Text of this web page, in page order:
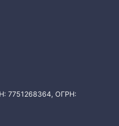
ОГРН: